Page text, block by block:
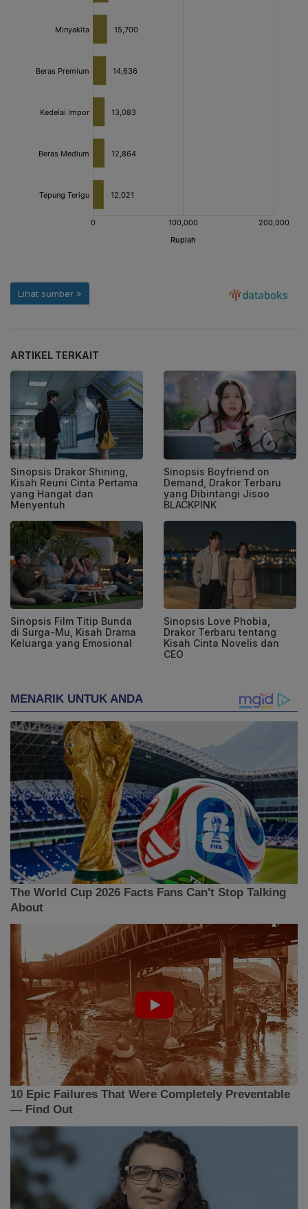
ARTIKEL TERKAIT
Sinopsis Drakor Shining,
Kisah Reuni Cinta Pertama
yang Hangat dan
Menyentuh
Sinopsis Boyfriend on
Demand, Drakor Terbaru
yang Dibintangi Jisoo
BLACKPINK
Sinopsis Film Titip Bunda
di Surga-Mu, Kisah Drama
Keluarga yang Emosional
Sinopsis Love Phobia,
Drakor Terbaru tentang
Kisah Cinta Novelis dan
CEO